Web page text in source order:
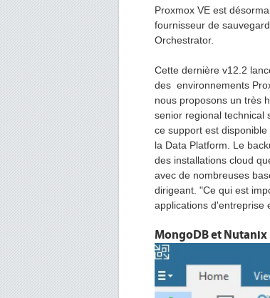
Proxmox VE est
fournisseur de
Orchestrator.
Cette dernière v12.2
des environnements
nous proposons un très
senior regional technical
ce support est
la Data Platform. Le
des installations cloud
avec de nombreuses
dirigeant. "Ce qui est
applications d'entreprise
MongoDB et